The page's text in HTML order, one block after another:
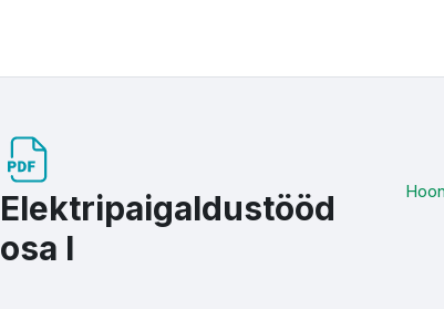
Elektripaigaldustööd
osa I